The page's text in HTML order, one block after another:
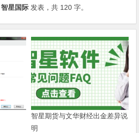
智星国际 发表，共 120 字。
智星期货与文华财经出金差异说
明